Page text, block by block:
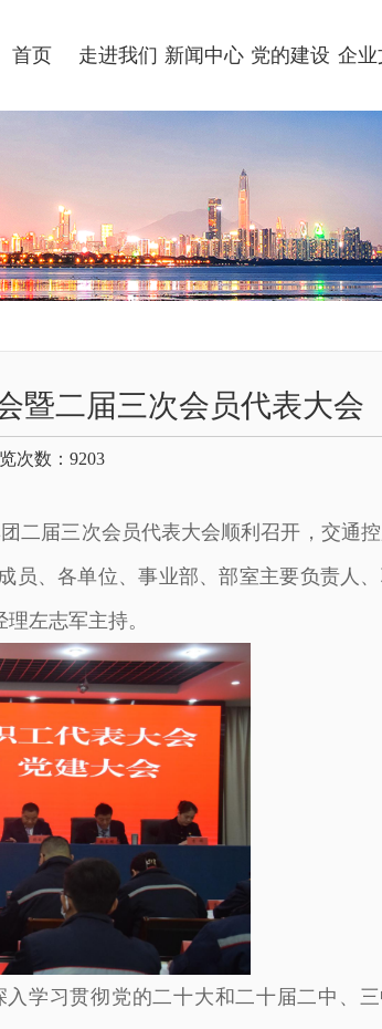
首页 走进我们 新闻中心 党的建设 企业
暨二届三次会员代表大会
次数： 9203
二届三次会员代表大会顺利召开，交通
员、各单位、事业部、部室主要负责人
左志军主持。
学习贯彻党的二十大和二十届二中、